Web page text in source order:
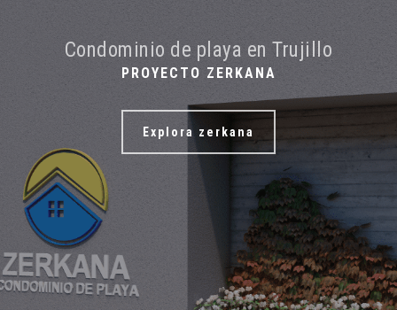
Condominio de playa en Trujillo
PROYECTO ZERKANA
Explora zerkana